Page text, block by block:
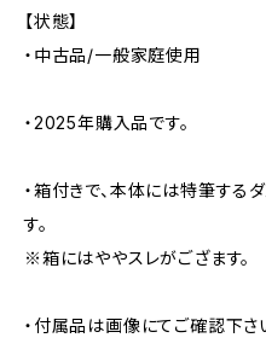
【状態】
・中古品/一般家庭使用
・2025年購入品です。
・箱付きで、本体には特筆する
す。
※箱にはややスレがござます。
・付属品は画像にてご確認下さ